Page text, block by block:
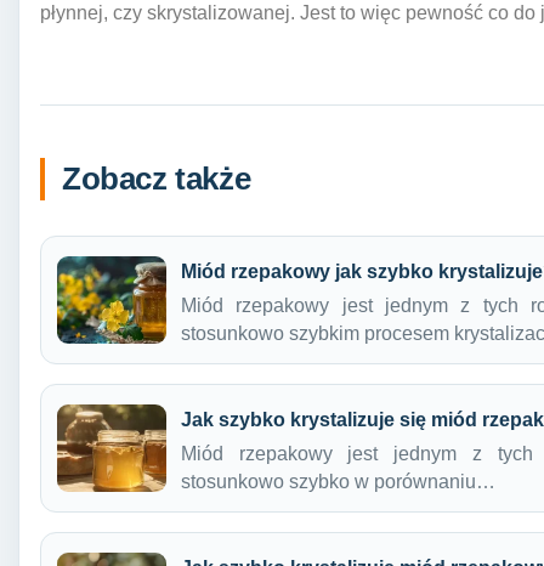
płynnej, czy skrystalizowanej. Jest to więc pewność co
Zobacz także
Miód rzepakowy jak szybko
Miód rzepakowy jest jednym z tych
stosunkowo szybkim procesem
Jak szybko krystalizuje się miód
Miód rzepakowy jest jednym z tych
stosunkowo szybko w porównaniu…